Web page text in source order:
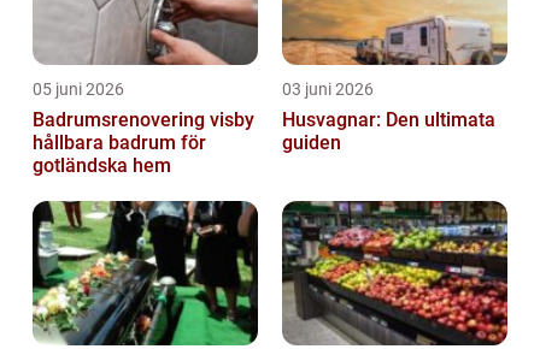
05 juni 2026
Badrumsrenovering visby
hållbara badrum för
gotländska hem
03 juni 2026
Husvagnar: Den ultimata
guiden